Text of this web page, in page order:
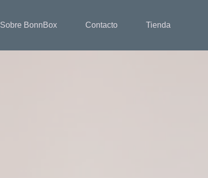
Sobre BonnBox Contacto Tienda